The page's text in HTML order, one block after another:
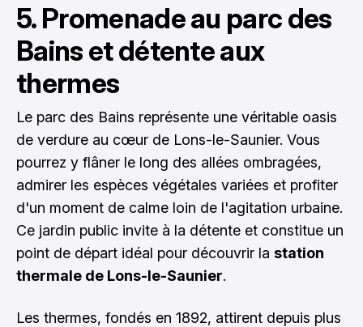
5. Promenade au parc des
Bains et détente aux
thermes
Le parc des Bains représente une véritable oasis
de verdure au cœur de Lons-le-Saunier. Vous
pourrez y flâner le long des allées ombragées,
admirer les espèces végétales variées et profiter
d'un moment de calme loin de l'agitation urbaine.
Ce jardin public invite à la détente et constitue un
point de départ idéal pour découvrir la station
thermale de Lons-le-Saunier.
Les thermes, fondés en 1892, attirent depuis plus